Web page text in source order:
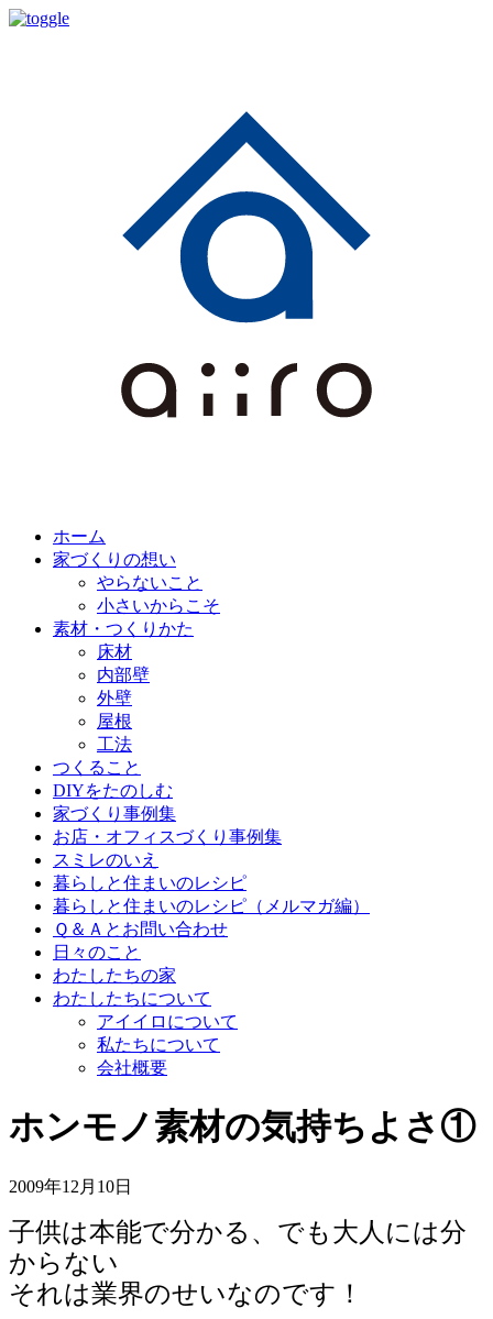
ホーム
家づくりの想い
やらないこと
小さいからこそ
素材・つくりかた
床材
内部壁
外壁
屋根
工法
つくること
DIYをたのしむ
家づくり事例集
お店・オフィスづくり事例集
スミレのいえ
暮らしと住まいのレシピ
暮らしと住まいのレシピ（メルマガ編）
Ｑ＆Ａとお問い合わせ
日々のこと
わたしたちの家
わたしたちについて
アイイロについて
私たちについて
会社概要
ホンモノ素材の気持ちよさ①
2009年12月10日
子供は本能で分かる、でも大人には分
からない
それは業界のせいなのです！